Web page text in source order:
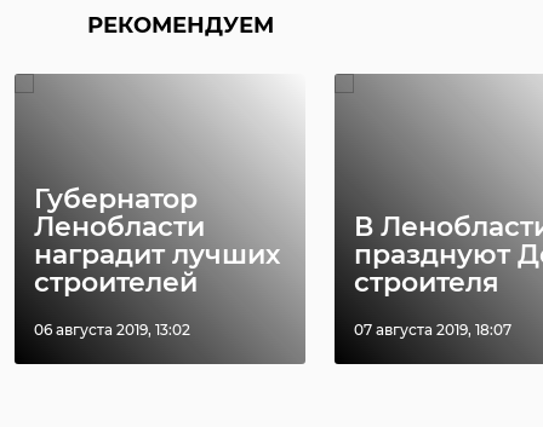
РЕКОМЕНДУЕМ
Губернатор
Ленобласти
наградит лучших
строителей
06 августа 2019, 13:02
В
празднуют
строителя
07 августа 2019, 18:07